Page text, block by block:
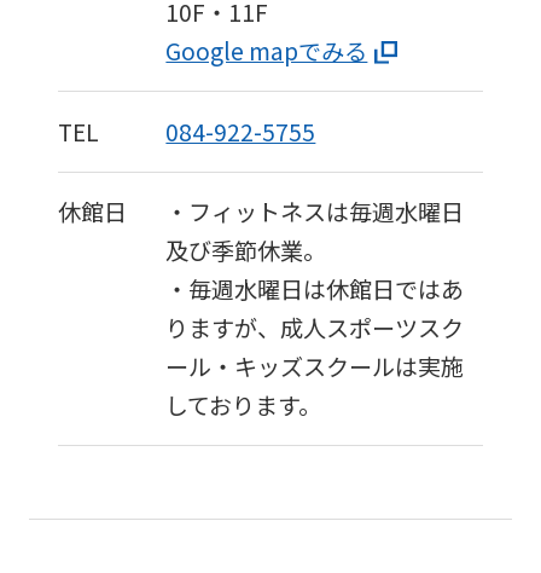
10F・11F
Google mapでみる
TEL 084-922-5755
休館日
・フィットネスは毎週水曜日
及び季節休業。
・毎週水曜日は休館日ではあ
りますが、成人スポーツスク
ール・キッズスクールは実施
しております。